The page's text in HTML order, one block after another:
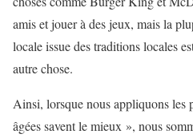
amis et jouer à des jeux, mais la
locale issue des traditions locales
autre chose.
Ainsi, lorsque nous appliquons les
âgées savent le mieux », nous